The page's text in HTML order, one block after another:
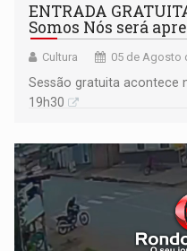
ENTRADA
Somos Nós será
Cultura 05 de Agosto
Sessão gratuita acontece
19h30